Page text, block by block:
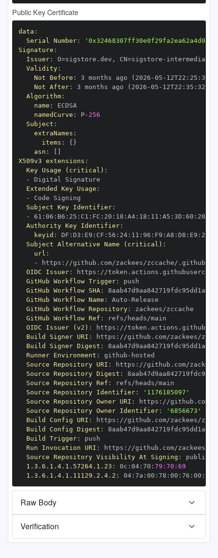
Public Key Certificate
data :
Serial Number:
Signature :
Issuer: O=sigstore.dev , CN=sigstore -
Validity:
Not Before : 3 months ago (2026 -05 - 12T22 : 25 :
Not After: 3 months ago (2026 -05 - 12T22 : 35 : 32+00
Algorithm:
name :
namedCurve : P- 256
Subject :
extraNames :
items : { }
asn :
X509v3 extensions :
Key Usage (critical) :
-
Extended Key Usage :
-
Subject Key Identifier:
-
61 : 06 : B6 : 25 : C1 : FC : 20 : 18 : A4: 18 : 11 : A5 : 3D : 60 : 20
Authority Key Identifier:
keyid : DF : D3 : E9 : CF : 56 : 24: 11 : 96 : F9 : A8 : D8 : E9 : 28
Subject Alternative Name (critical) :
url :
-
https : //github.com/zackees/zccache/.github/
OIDC Issuer: https :
GitHub Workflow Trigger:
GitHub Workflow SHA:
GitHub Workflow Name : Auto -
GitHub Workflow Repository:
GitHub Workflow Ref :
OIDC Issuer (v2) : https :
Build Signer URI : https : //github.com/zackees/
Build Signer Digest :
Runner Environment : github -
Source Repository URI : https :
Source Repository Digest :
Source Repository Ref :
Source Repository Identifier:
'1176185097'
Source Repository Owner URI : https :
Source Repository Owner Identifier:
'6856673'
Build Config URI : https : //github.com/zackees/
Build Config Digest :
Build Trigger:
Run Invocation URI : https :
Source Repository Visibility At Signing :
1.3.6.1.4.1.57264.1.23 : 0c : 04: 70 : 79:70:69
1.3.6.1.4.1.11129.2.4.2 : 04: 7a : 00 : 78 : 00 : 76 : 00 : dd
Raw Body
Verification